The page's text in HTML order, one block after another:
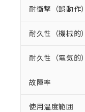
耐衝撃（誤動作）
耐久性（機械的）
耐久性（電気的）
故障率
使用温度範囲